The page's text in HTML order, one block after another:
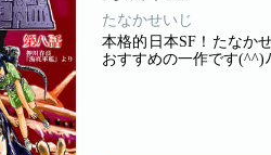
たなかせいじ
本格的日本SF！たなか
おすすめの一作です(^^)ﾉ